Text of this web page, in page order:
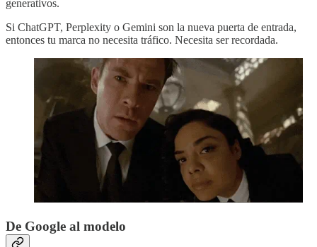
generativos.
Si ChatGPT, Perplexity o Gemini son la nueva puerta de entrada,
entonces tu marca no necesita tráfico. Necesita ser recordada.
De Google al modelo